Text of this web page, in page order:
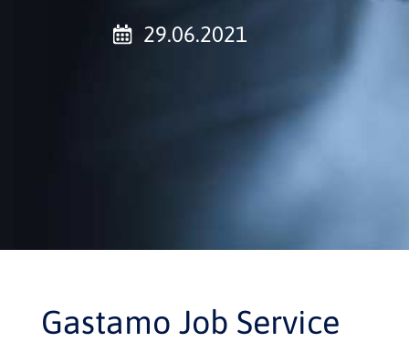
29.06.2021
Gastamo Job Service